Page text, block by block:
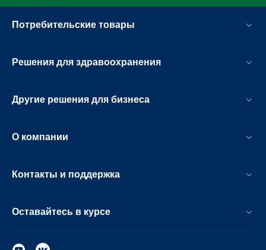
Потребительские товары
Решения для здравоохранения
Другие решения для бизнеса
О компании
Контакты и поддержка
Оставайтесь в курсе